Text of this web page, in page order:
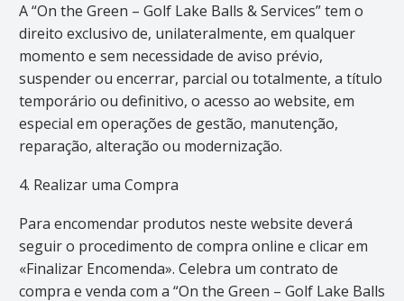
A “On the Green – Golf Lake Balls & Services” tem o
direito exclusivo de, unilateralmente, em qualquer
momento e sem necessidade de aviso prévio,
suspender ou encerrar, parcial ou totalmente, a título
temporário ou definitivo, o acesso ao website, em
especial em operações de gestão, manutenção,
reparação, alteração ou modernização.
4. Realizar uma Compra
Para encomendar produtos neste website deverá
seguir o procedimento de compra online e clicar em
«Finalizar Encomenda». Celebra um contrato de
compra e venda com a “On the Green – Golf Lake Balls